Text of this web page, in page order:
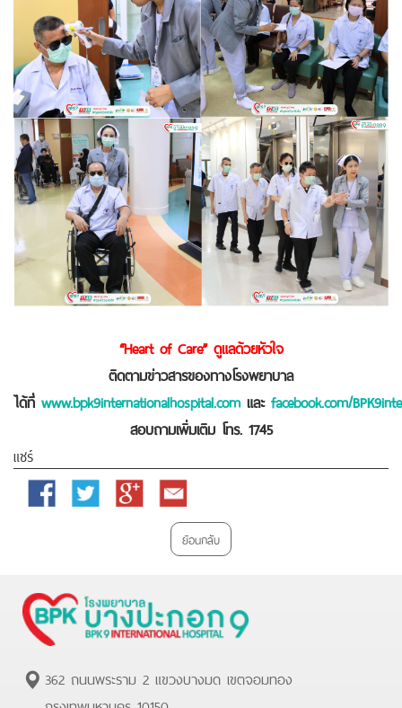
“Heart of Care” ดูแลด้วยหัวใจ
ติดตามข่าวสารของทางโรงพยาบาล
ได้ที่ www.bpk9internationalhospital.comและ facebook.com/
สอบถามเพิ่มเติม โทร. 1745
แชร์
Facebook Twitter
Google
Email
ย้อนกลับ
362 ถนนพระราม 2 แขวงบางมด เขตจอมทอง